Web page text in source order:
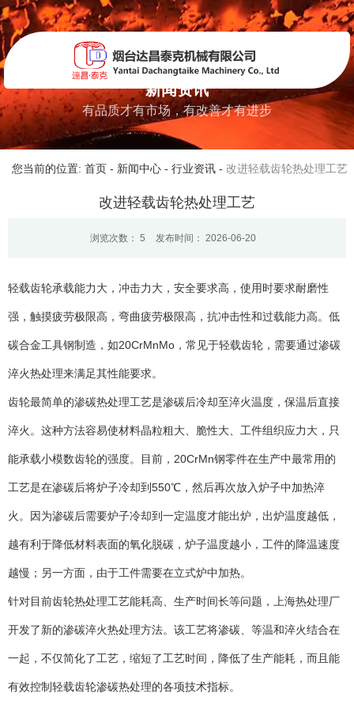
新闻资讯
有品质才有市场，有改善才有进步
您当前的位置: 首页 - 新闻中心 - 行业资讯 - 改进轻载齿轮热处理工艺
改进轻载齿轮热处理工艺
浏览次数： 5 发布时间： 2026-06-20
轻载齿轮承载能力大，冲击力大，安全要求高，使用时要求耐磨性
强，触摸疲劳极限高，弯曲疲劳极限高，抗冲击性和过载能力高。低
碳合金工具钢制造，如20CrMnMo，常见于轻载齿轮，需要通过渗碳
淬火热处理来满足其性能要求。
齿轮最简单的渗碳热处理工艺是渗碳后冷却至淬火温度，保温后直接
淬火。这种方法容易使材料晶粒粗大、脆性大、工件组织应力大，只
能承载小模数齿轮的强度。目前，20CrMn钢零件在生产中最常用的
工艺是在渗碳后将炉子冷却到550℃，然后再次放入炉子中加热淬
火。因为渗碳后需要炉子冷却到一定温度才能出炉，出炉温度越低，
越有利于降低材料表面的氧化脱碳，炉子温度越小，工件的降温速度
越慢；另一方面，由于工件需要在立式炉中加热。
针对目前齿轮热处理工艺能耗高、生产时间长等问题，上海热处理厂
开发了新的渗碳淬火热处理方法。该工艺将渗碳、等温和淬火结合在
一起，不仅简化了工艺，缩短了工艺时间，降低了生产能耗，而且能
有效控制轻载齿轮渗碳热处理的各项技术指标。